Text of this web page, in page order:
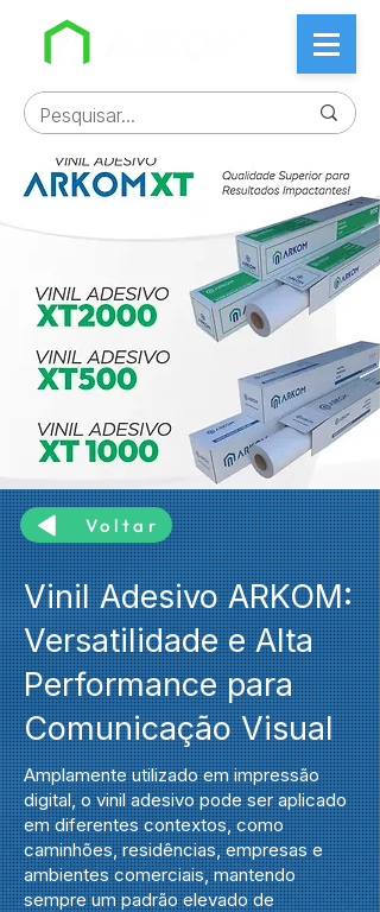
Voltar
Vinil Adesivo ARKOM:
Versatilidade e Alta
Performance para
Comunicação Visual
Amplamente utilizado em impressão
digital, o vinil adesivo pode ser aplicado
em diferentes contextos, como
caminhões, residências, empresas e
ambientes comerciais, mantendo
sempre um padrão elevado de